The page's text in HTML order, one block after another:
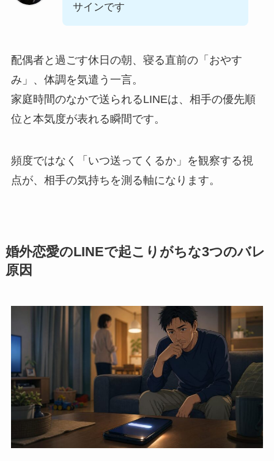
サインです
配偶者と過ごす休日の朝、寝る直前の「おやす
み」、体調を気遣う一言。
家庭時間のなかで送られるLINEは、相手の優先順
位と本気度が表れる瞬間です。
頻度ではなく「いつ送ってくるか」を観察する視
点が、相手の気持ちを測る軸になります。
婚外恋愛のLINEで起こりがちな3つのバレ
原因